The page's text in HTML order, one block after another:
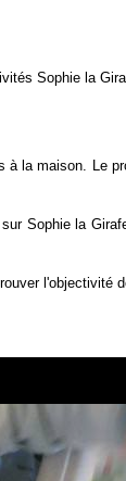
Sophie la
à la maison. Le
Sophie la
l'objectivité